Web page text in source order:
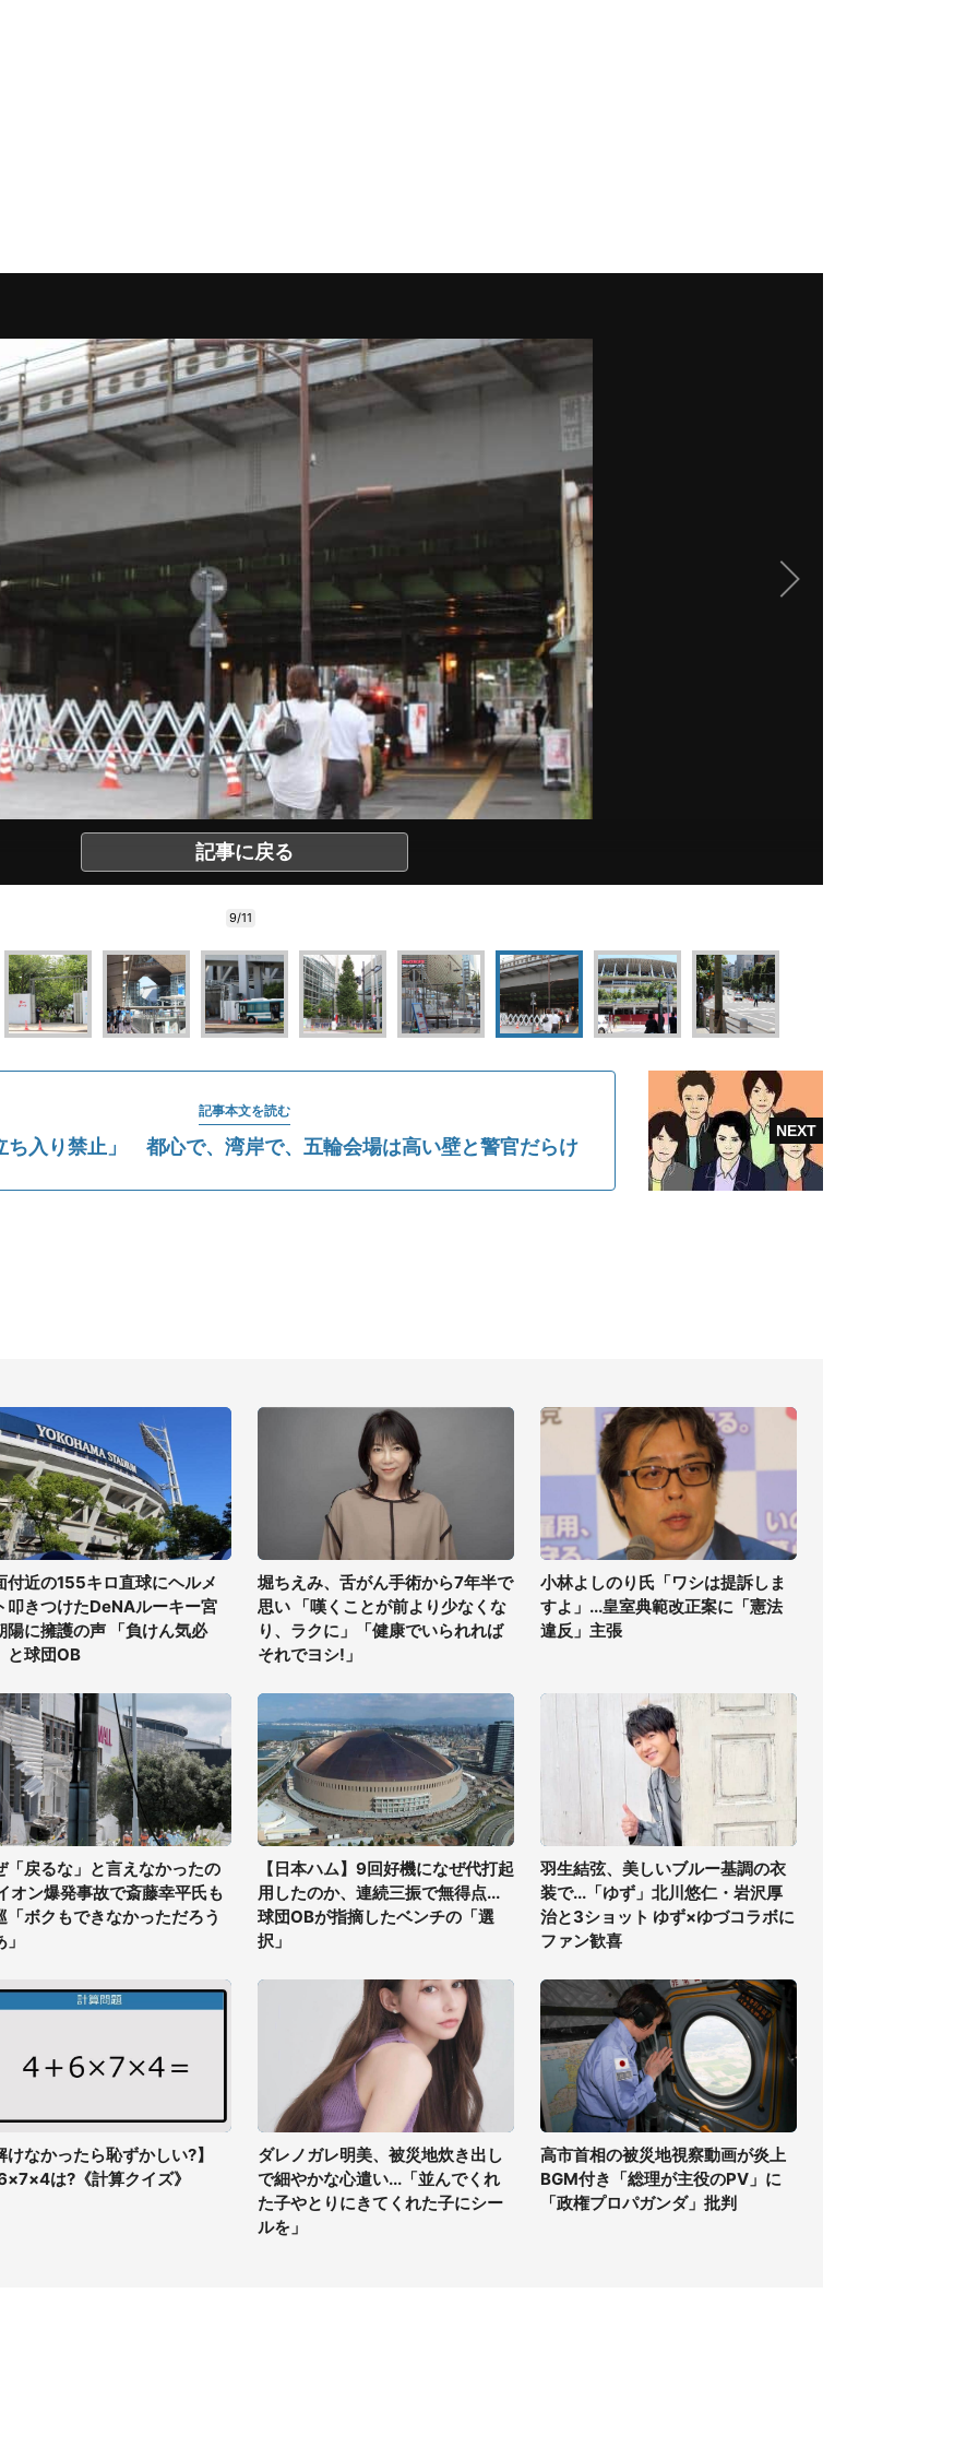
記事に戻る
9/11
記事本文を読む
ち入り禁止」 都心で、湾岸で、五輪会場は高い壁と警官だらけ
付近の155キロ直球にヘルメ
叩きつけたDeNAルーキー宮
陽に擁護の声 「負けん気必
と球団OB
堀ちえみ、舌がん手術から7年半で
思い 「嘆くことが前より少なくな
り、ラクに」「健康でいられれば
それでヨシ!」
小林よしのり氏「ワシは提訴しま
すよ」...皇室典範改正案に「憲法
違反」主張
「戻るな」と言えなかったの
オン爆発事故で斎藤幸平氏も
「ボクもできなかっただろう
【日本ハム】9回好機になぜ代打起
用したのか、連続三振で無得点...
球団OBが指摘したベンチの「選
択」
羽生結弦、美しいブルー基調の衣
装で...「ゆず」北川悠仁・岩沢厚
治と3ショット ゆず×ゆづコラボに
ファン歓喜
けなかったら恥ずかしい?】
は?《計算クイズ》
ダレノガレ明美、被災地炊き出し
で細やかな心遣い...「並んでくれ
た子やとりにきてくれた子にシー
ルを」
高市首相の被災地視察動画が炎上
BGM付き「総理が主役のPV」に
「政権プロパガンダ」批判